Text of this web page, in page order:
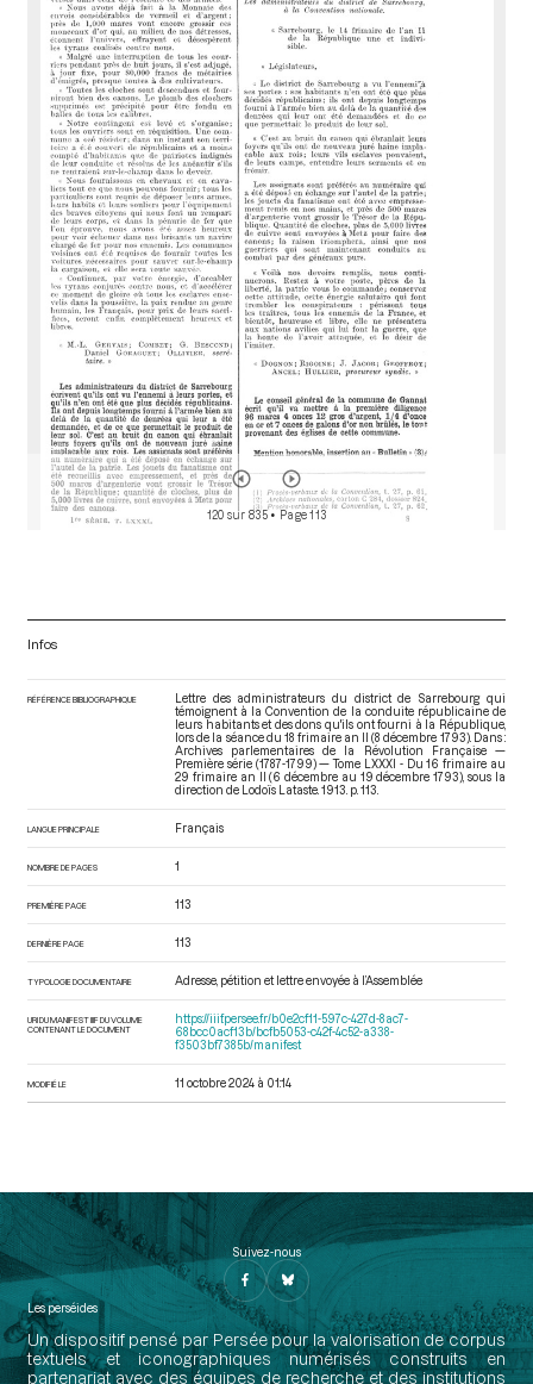
120 sur 835 • Page 113
Infos
RÉFÉRENCE BIBLIOGRAPHIQUE
Lettre des administrateurs du district de Sarrebourg qui
témoignent à la Convention de la conduite républicaine de
leurs habitants et des dons qu'ils ont fourni à la République,
lors de la séance du 18 frimaire an II (8 décembre 1793). Dans :
Archives parlementaires de la Révolution Française —
Première série (1787-1799) — Tome LXXXI - Du 16 frimaire au
29 frimaire an II (6 décembre au 19 décembre 1793) , sous la
direction de Lodoïs Lataste. 1913. p. 113.
LANGUE PRINCIPALE Français
NOMBRE DE PAGES 1
PREMIÈRE PAGE 113
DERNIÈRE PAGE 113
TYPOLOGIE DOCUMENTAIRE Adresse, pétition et lettre envoyée à l’Assemblée
URI DU MANIFEST IIIF DU VOLUME
CONTENANT LE DOCUMENT
https://iiif.persee.fr/b0e2cf11-597c-427d-8ac7-
68bcc0acf13b/bcfb5053-c42f-4c52-a338-
f3503bf7385b/manifest
MODIFIÉ LE 11 octobre 2024 à 01:14
Suivez-nous
Les perséides
Un dispositif pensé par Persée pour la valorisation de corpus
textuels et iconographiques numérisés construits en
partenariat avec des équipes de recherche et des institutions